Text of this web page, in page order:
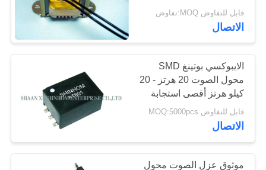
خريطة
الموقع
PRIVACY
POLICY
الصوت
قابل للتفاوض MOQ:تفاوض
الاتصال
الايبوكسي بوتينغ SMD
محول الصوت 20 هرتز - 20
كيلو هرتز أقصى استجابة
0.25 ديسيبل
قابل للتفاوض MOQ:5000pcs
الاتصال
موثوق عزل الصوت محول